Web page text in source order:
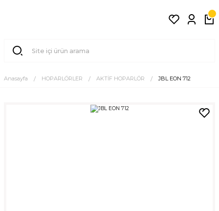
Anasayfa HOPARLÖRLER AKTİF HOPARLÖR JBL EON 712